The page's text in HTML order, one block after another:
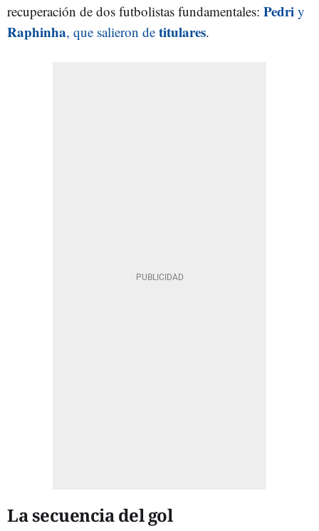
recuperación de dos futbolistas fundamentales: Pedri y
Raphinha, que salieron de titulares.
La secuencia del gol